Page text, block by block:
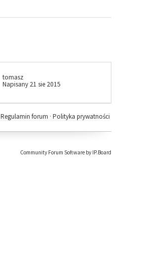
tomasz
Napisany 21 sie 2015
Polityka prywatności
Regulamin forum ·
Community Forum Software by IP.Board